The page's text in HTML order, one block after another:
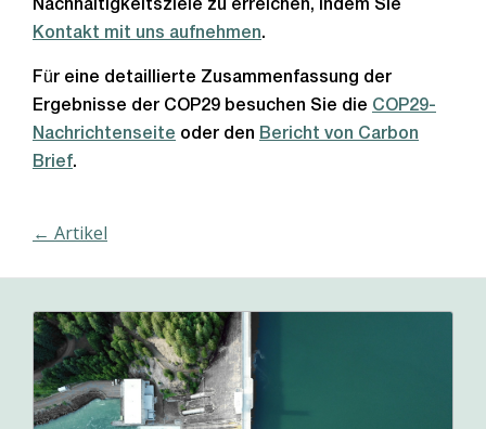
Nachhaltigkeitsziele zu erreichen, indem Sie
Kontakt mit uns aufnehmen.
Für eine detaillierte Zusammenfassung der
Ergebnisse der COP29 besuchen Sie die COP29-
Nachrichtenseite oder den Bericht von Carbon
Brief.
← Artikel